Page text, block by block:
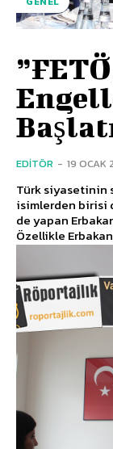
EDITÖR - 19 OCAK
Türk siyasetinin
isimlerden birisi
de yapan
Özellikle